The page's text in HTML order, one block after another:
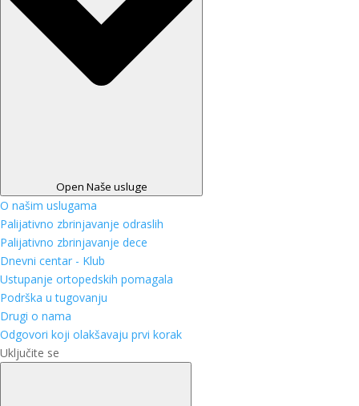
Open Naše usluge
O našim uslugama
Palijativno zbrinjavanje odraslih
Palijativno zbrinjavanje dece
Dnevni centar - Klub
Ustupanje ortopedskih pomagala
Podrška u tugovanju
Drugi o nama
Odgovori koji olakšavaju prvi korak
Uključite se